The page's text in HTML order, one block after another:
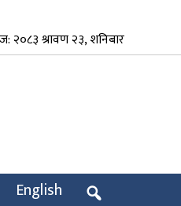
२०८३ श्रावण २३, शनिबार
English